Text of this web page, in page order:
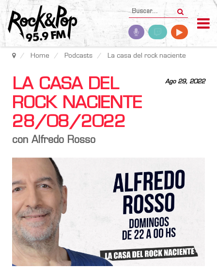
Home Podcasts La casa del rock naciente
Ago 29, 2022
LA CASA DEL
ROCK NACIENTE
28/08/2022
con Alfredo Rosso